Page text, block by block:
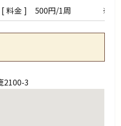
[ 料金 ] 500円/1周 ※期間
2100-3